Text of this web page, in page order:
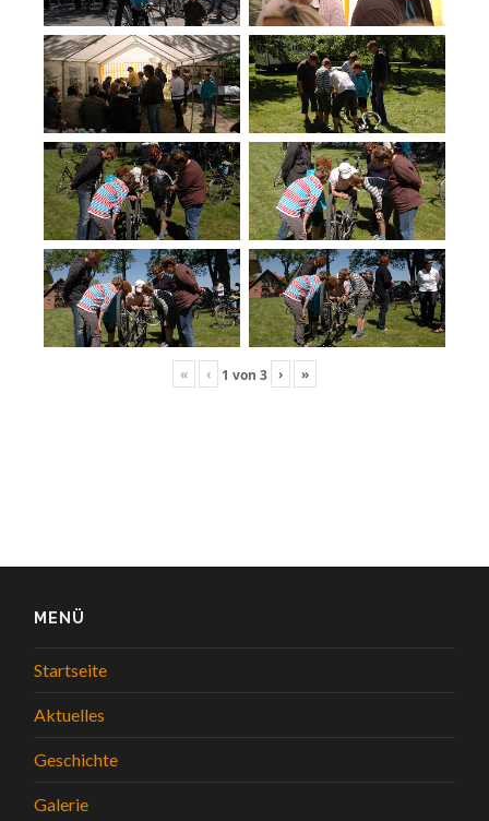
« ‹ 1 von 3 › »
MENÜ
Startseite
Aktuelles
Geschichte
Galerie